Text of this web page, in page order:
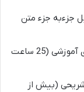
جزءبه جزء متن
وجود QR Code برای دسترسی به فیلم های آموزشی (25 ساعت
(بیش از